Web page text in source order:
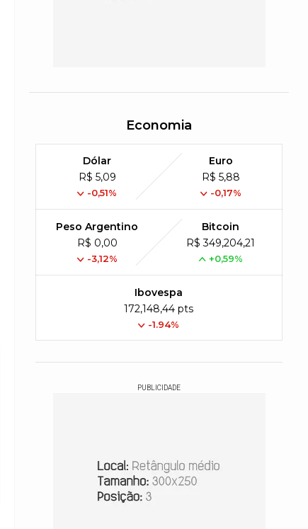
Economia
Dólar
R$ 5,09
-0,51%
Euro
R$ 5,88
-0,17%
Peso Argentino
R$ 0,00
-3,12%
Bitcoin
R$ 349,204,21
+0,59%
Ibovespa
172,148,44 pts
-1.94%
PUBLICIDADE